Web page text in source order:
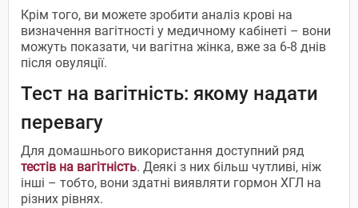
Крім того, ви можете зробити аналіз крові на
визначення вагітності у медичному кабінеті – вони
можуть показати, чи вагітна жінка, вже за 6-8 днів
після овуляції.
Тест на вагітність: якому надати
перевагу
Для домашнього використання доступний ряд
тестів на вагітність. Деякі з них більш чутливі, ніж
інші – тобто, вони здатні виявляти гормон ХГЛ на
різних рівнях.